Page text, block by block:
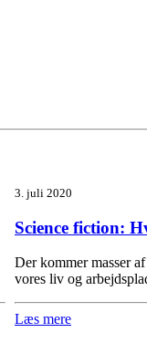
3. juli 2020
Science fiction:
Der kommer masser
vores liv og
Læs mere